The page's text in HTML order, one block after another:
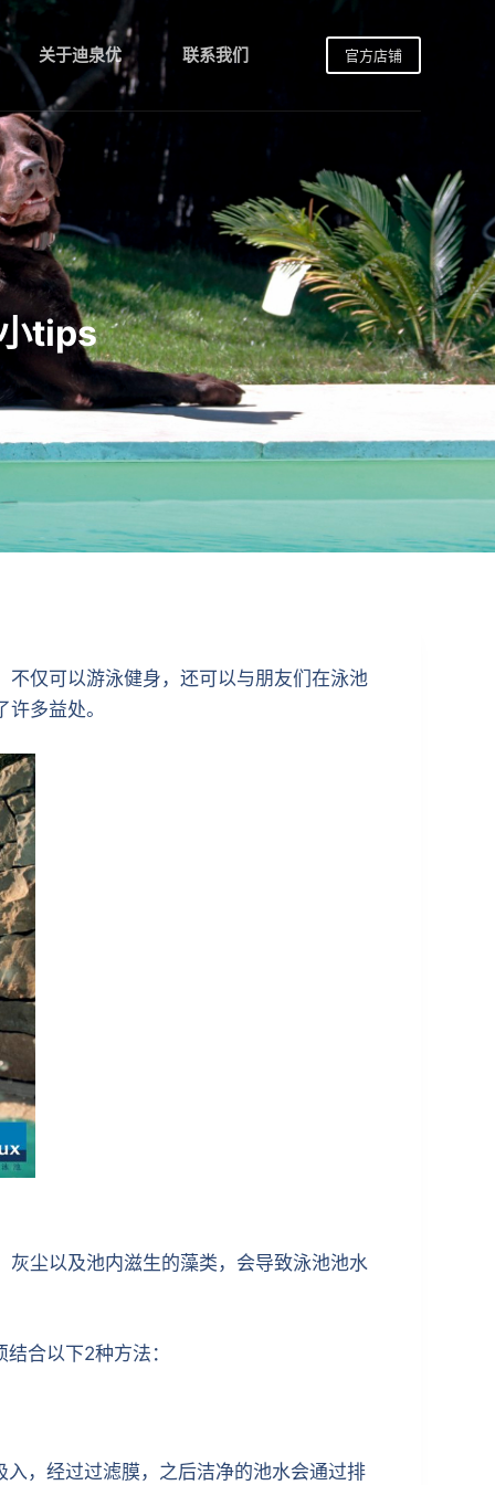
关于迪泉优 联系我们 官方店铺
tips
仅可以游泳健身，还可以与朋友们在泳池
多益处。
尘以及池内滋生的藻类，会导致泳池池水
合以下2种方法：
，经过过滤膜，之后洁净的池水会通过排